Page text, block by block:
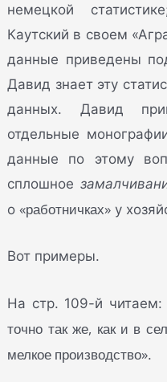
немецкой
Каутский в своем
данные приведены
Давид знает эту
данных. Давид
отдельные
данные по этому
сплошное
о«работничках» у
Вот примеры.
На стр. 109-й
точно так же, как и в
мелкое производство».